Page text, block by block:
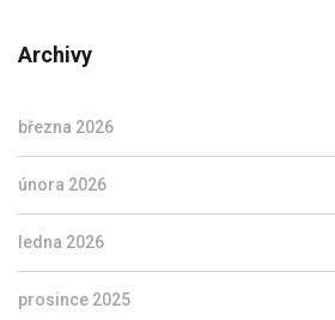
Archivy
března 2026
února 2026
ledna 2026
prosince 2025